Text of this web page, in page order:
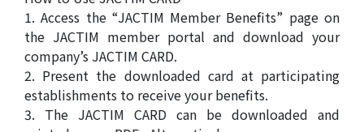
1. Access the “JACTIM Member Benefits” page on
the JACTIM member portal and download your
company’s JACTIM CARD.
2. Present the downloaded card at participating
establishments to receive your benefits.
3. The JACTIM CARD can be downloaded and